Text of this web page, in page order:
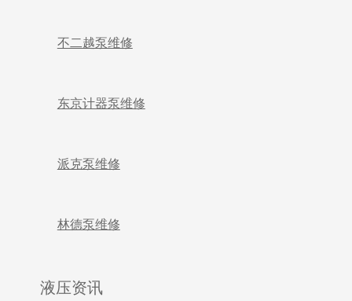
不二越泵维修
东京计器泵维修
派克泵维修
林德泵维修
液压资讯